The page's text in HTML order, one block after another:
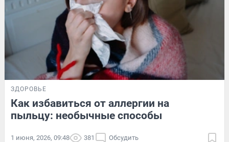
ЗДОРОВЬЕ
Как избавиться от аллергии на
пыльцу: необычные способы
1 июня, 2026, 09:48 381 Обсудить